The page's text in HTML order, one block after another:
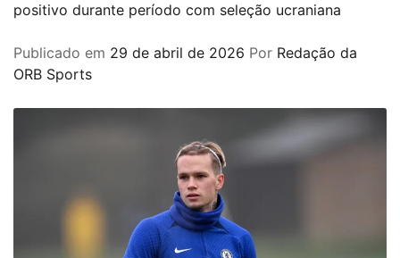
positivo durante período com seleção ucraniana
Publicado em 29 de abril de 2026 Por Redação da
ORB Sports